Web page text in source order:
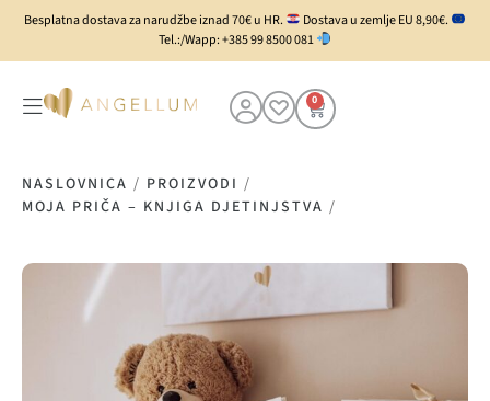
Besplatna dostava za narudžbe iznad 70€ u HR.
Dostava u zemlje EU 8,90€.
Tel.:/Wapp: +385 99 8500 081
0
NASLOVNICA / PROIZVODI /
MOJA PRIČA – KNJIGA DJETINJSTVA /